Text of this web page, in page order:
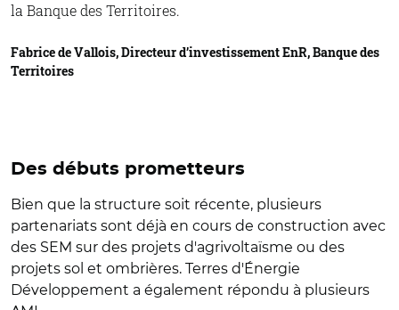
la Banque des Territoires.
Fabrice de Vallois, Directeur d’investissement EnR, Banque des
Territoires
Des débuts prometteurs
Bien que la structure soit récente, plusieurs
partenariats sont déjà en cours de construction avec
des SEM sur des projets d'agrivoltaïsme ou des
projets sol et ombrières. Terres d'Énergie
Développement a également répondu à plusieurs